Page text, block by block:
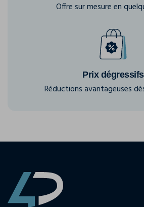
Offre sur mesure en
Prix dégressifs
Réductions avantageuses